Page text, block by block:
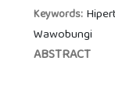
Keywords:
Wawobungi
ABSTRACT